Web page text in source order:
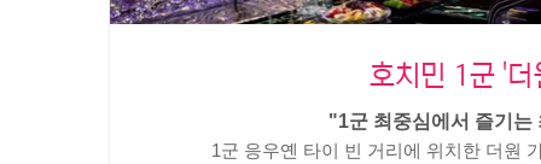
호치민 1군 '
"1군 최중심에서 즐기는
1군 응우옌 타이 빈 거리에 위치한 더원